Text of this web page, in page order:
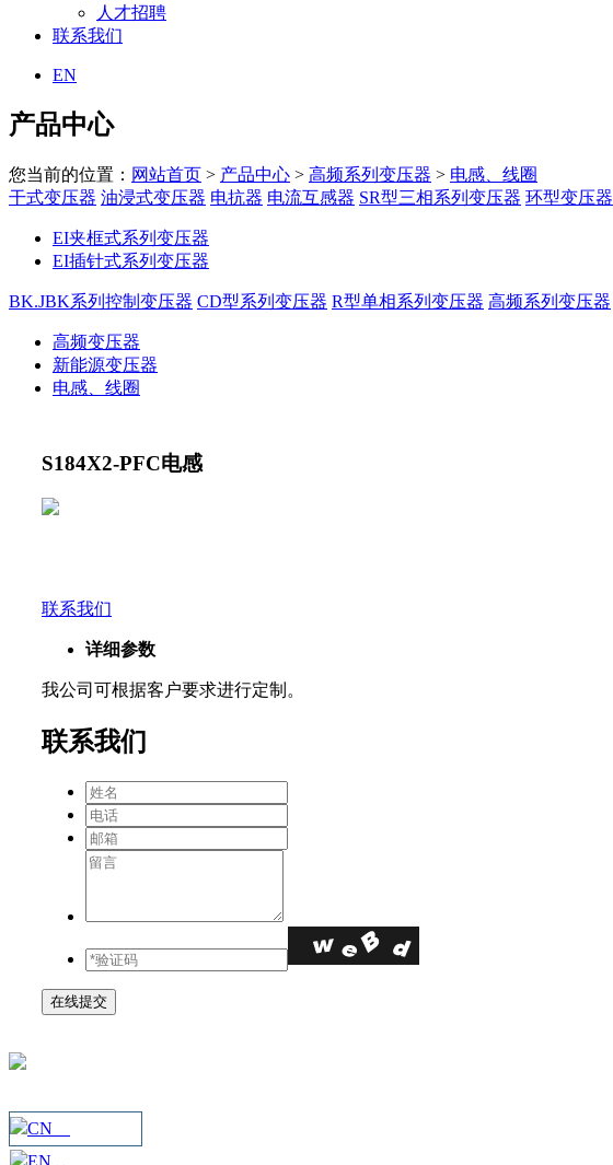
人才招聘
联系我们
EN
产品中心
您当前的位置： 网站首页 > 产品中心 > 高频系列变压器 > 电感、线圈
干式变压器 油浸式变压器 电抗器 电流互感器 SR型三相系列变压器 环型变压器
EI夹框式系列变压器
EI插针式系列变压器
BK.JBK系列控制变压器 CD型系列变压器 R型单相系列变压器 高频系列变压器
高频变压器
新能源变压器
电感、线圈
S184X2-PFC电感
联系我们
详细参数
我公司可根据客户要求进行定制。
联系我们
在线提交
CN
EN